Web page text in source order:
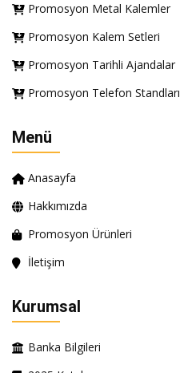
Promosyon Metal Kalemler
Promosyon Kalem Setleri
Promosyon Tarihli Ajandalar
Promosyon Telefon Standları
Menü
Anasayfa
Hakkımızda
Promosyon Ürünleri
İletişim
Kurumsal
Banka Bilgileri